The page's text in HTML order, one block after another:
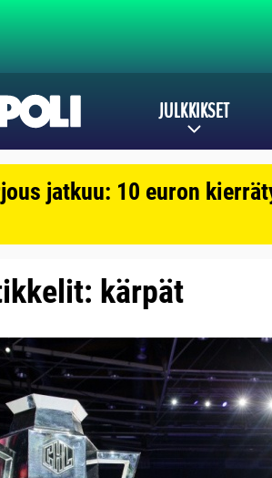
JULKKIKSET
jatkuu: 10 euron
kärpät